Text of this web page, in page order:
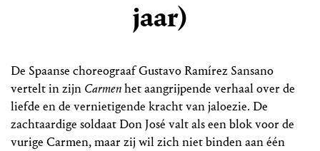
jaar)
De Spaanse choreograaf Gustavo Ramírez Sansano
vertelt in zijn Carmenhet aangrijpende verhaal over de
liefde en de vernietigende kracht van jaloezie. De
zachtaardige soldaat Don José valt als een blok voor de
vurige Carmen, maar zij wil zich niet binden aan één